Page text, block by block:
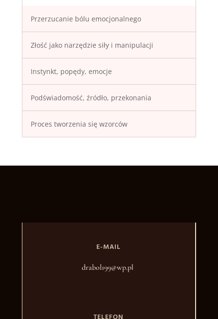
Przerzucanie bólu emocjonalnego
Złość jako narzędzie siły i manipulacji
Instynkt, popędy, emocje
Podświadomość, źródło, przekonania
Proces tworzenia się wzorców
E-MAIL
drabol199@wp.pl